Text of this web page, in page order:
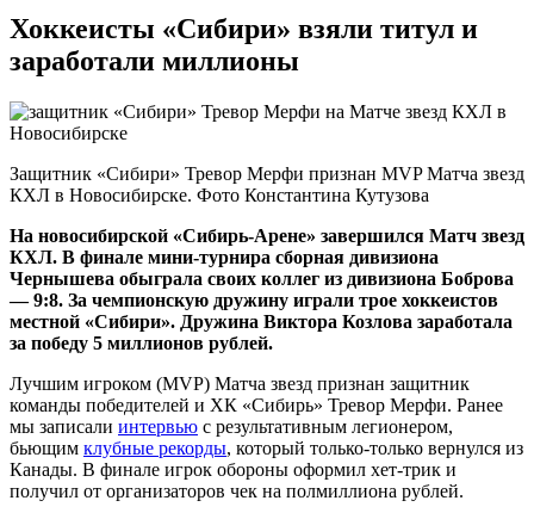
Хоккеисты «Сибири» взяли титул и
заработали миллионы
Защитник «Сибири» Тревор Мерфи признан MVP Матча звезд
КХЛ в Новосибирске. Фото Константина Кутузова
На новосибирской «Сибирь-Арене» завершился Матч звезд
КХЛ. В финале мини-турнира сборная дивизиона
Чернышева обыграла своих коллег из дивизиона Боброва
— 9:8. За чемпионскую дружину играли трое хоккеистов
местной «Сибири». Дружина Виктора Козлова заработала
за победу 5 миллионов рублей.
Лучшим игроком (MVP) Матча звезд признан защитник
команды победителей и ХК «Сибирь» Тревор Мерфи. Ранее
мы записали интервью с результативным легионером,
бьющим клубные рекорды, который только-только вернулся из
Канады. В финале игрок обороны оформил хет-трик и
получил от организаторов чек на полмиллиона рублей.